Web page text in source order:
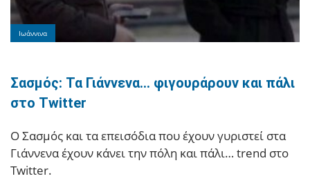
Ιωάννινα
Σασμός: Τα Γιάννενα… φιγουράρουν και πάλι
στο Twitter
Ο Σασμός και τα επεισόδια που έχουν γυριστεί στα
Γιάννενα έχουν κάνει την πόλη και πάλι… trend στο
Twitter.